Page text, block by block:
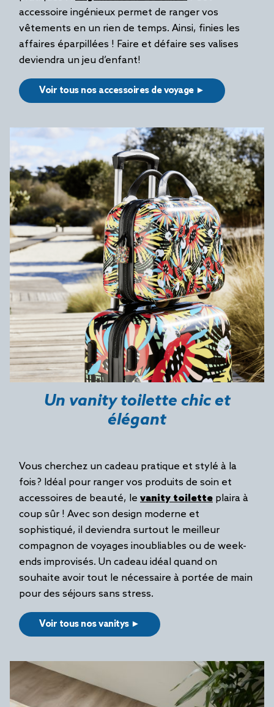
accessoire ingénieux permet de ranger vos
vêtements en un rien de temps. Ainsi, finies les
affaires éparpillées ! Faire et défaire ses valises
deviendra un jeu d’enfant!
Voir tous nos accessoires de voyage ►
Un vanity toilette chic et
élégant
Vous cherchez un cadeau pratique et stylé à la
fois ? Idéal pour ranger vos produits de soin et
accessoires de beauté, le vanity toilette plaira à
coup sûr ! Avec son design moderne et
sophistiqué, il deviendra surtout le meilleur
compagnon de voyages inoubliables ou de week-
ends improvisés. Un cadeau idéal quand on
souhaite avoir tout le nécessaire à portée de main
pour des séjours sans stress.
Voir tous nos vanitys ►